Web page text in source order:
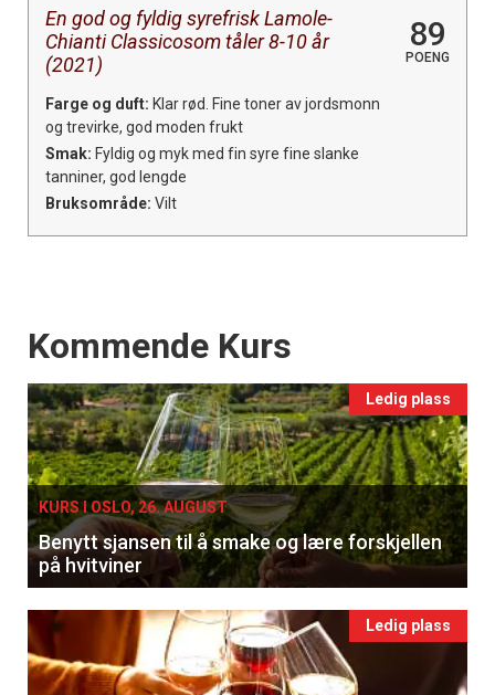
En god og fyldig syrefrisk Lamole-
Chianti Classicosom tåler 8-10 år
(2021)
89
POENG
Farge og duft: Klar rød. Fine toner av jordsmonn
og trevirke, god moden frukt
Smak: Fyldig og myk med fin syre fine slanke
tanniner, god lengde
Bruksområde: Vilt
Events
Kommende Kurs
Ledig plass
KURS I OSLO, 26. AUGUST
Benytt sjansen til å smake og lære forskjellen
på hvitviner
Ledig plass